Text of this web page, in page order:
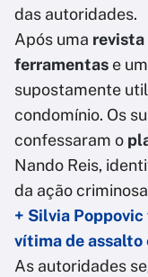
das autoridades.
Após uma revista
ferramentas e um
supostamente
condomínio. Os
confessaram o
Nando Reis,
da ação
+ Silvia
vítima de assalto
As autoridades